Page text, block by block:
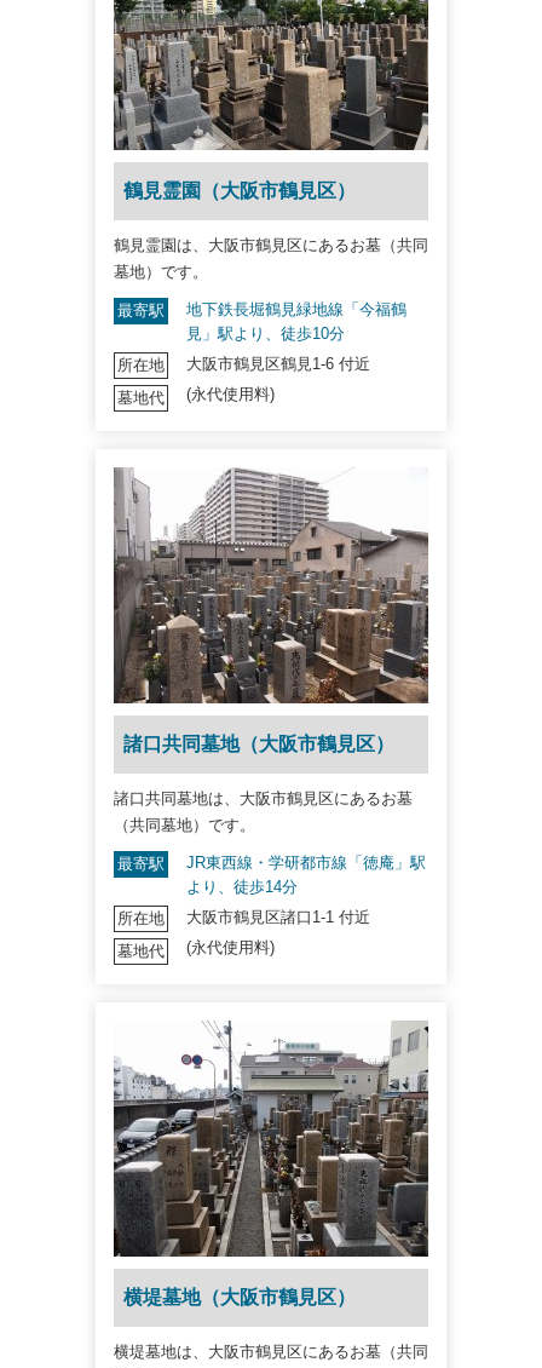
鶴見霊園（大阪市鶴見区）
鶴見霊園は、大阪市鶴見区にあるお墓（共同
墓地）です。
最寄駅
地下鉄長堀鶴見緑地線「今福鶴
見」駅より、徒歩10分
所在地
大阪市鶴見区鶴見1-6 付近
墓地代
(永代使用料)
諸口共同墓地（大阪市鶴見区）
諸口共同墓地は、大阪市鶴見区にあるお墓
（共同墓地）です。
最寄駅
JR東西線・学研都市線「徳庵」駅
より、徒歩14分
所在地
大阪市鶴見区諸口1-1 付近
墓地代
(永代使用料)
横堤墓地（大阪市鶴見区）
横堤墓地は、大阪市鶴見区にあるお墓（共同